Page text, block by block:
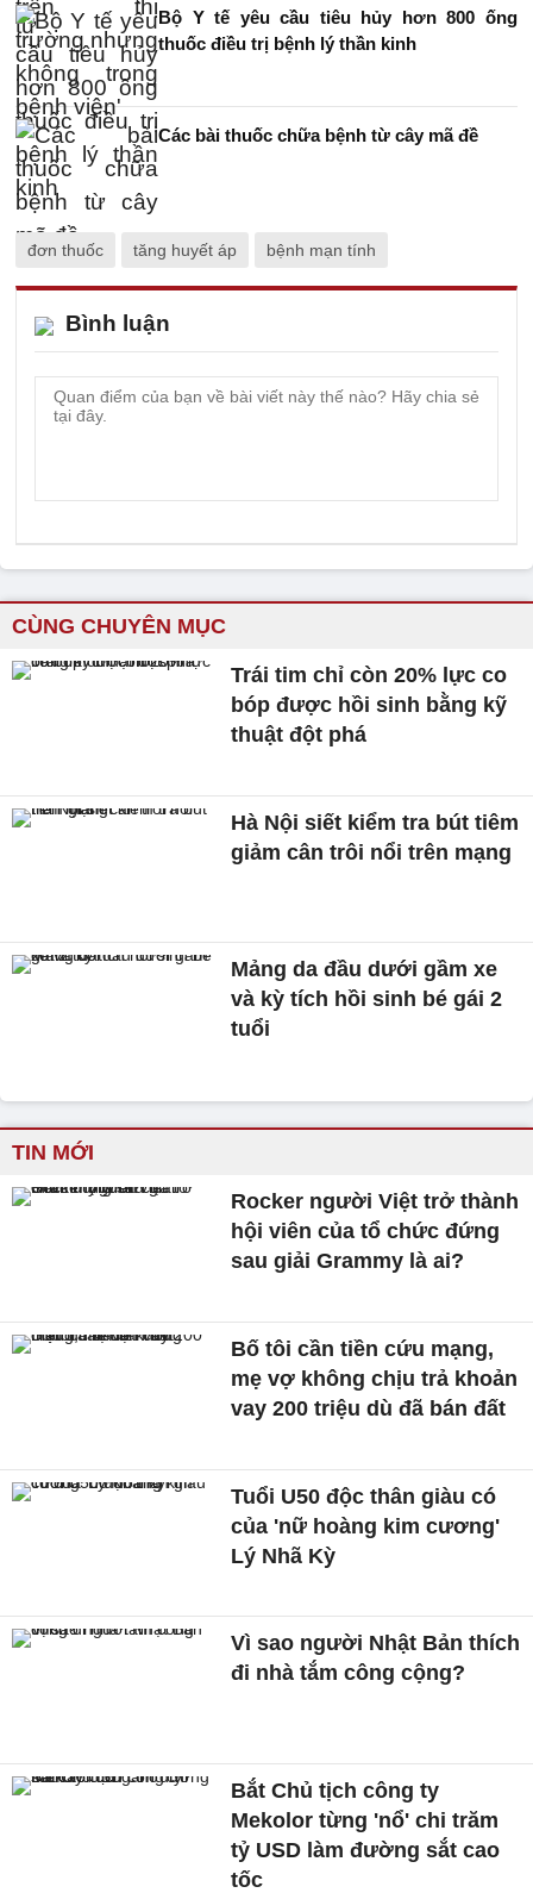
Bộ Y tế yêu cầu tiêu hủy hơn 800 ống
thuốc điều trị bệnh lý thần kinh
Các bài thuốc chữa bệnh từ cây mã đề
đơn thuốc tăng huyết áp bệnh mạn tính
Bình luận
CÙNG CHUYÊN MỤC
Trái tim chỉ còn 20% lực co
bóp được hồi sinh bằng kỹ
thuật đột phá
Hà Nội siết kiểm tra bút tiêm
giảm cân trôi nổi trên mạng
Mảng da đầu dưới gầm xe
và kỳ tích hồi sinh bé gái 2
tuổi
TIN MỚI
Rocker người Việt trở thành
hội viên của tổ chức đứng
sau giải Grammy là ai?
Bố tôi cần tiền cứu mạng,
mẹ vợ không chịu trả khoản
vay 200 triệu dù đã bán đất
Tuổi U50 độc thân giàu có
của 'nữ hoàng kim cương'
Lý Nhã Kỳ
Vì sao người Nhật Bản thích
đi nhà tắm công cộng?
Bắt Chủ tịch công ty
Mekolor từng 'nổ' chi trăm
tỷ USD làm đường sắt cao
tốc